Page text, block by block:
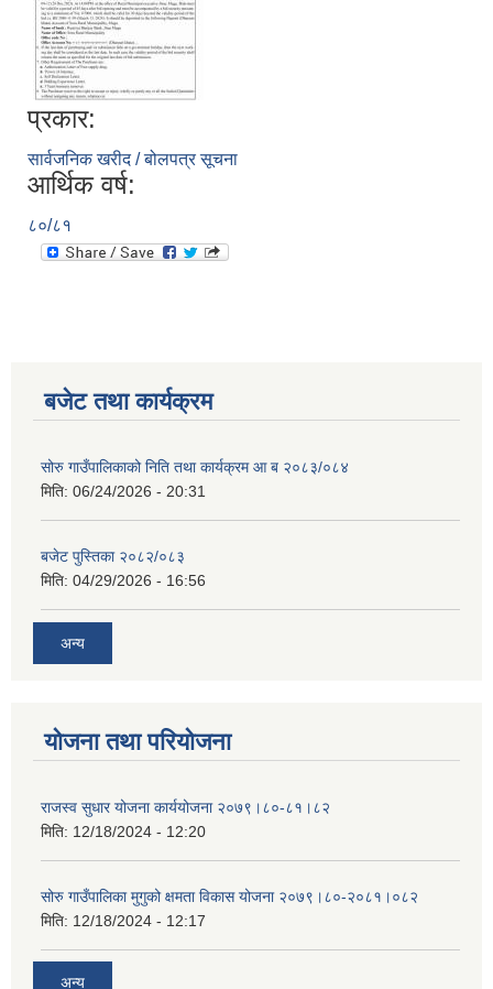
प्रकार:
सार्वजनिक खरीद / बोलपत्र सूचना
आर्थिक वर्ष:
८०/८१
बजेट तथा कार्यक्रम
सोरु गाउँपालिकाको निति तथा कार्यक्रम आ ब २०८३/०८४
मिति: 06/24/2026 - 20:31
बजेट पुस्तिका २०८२/०८३
मिति: 04/29/2026 - 16:56
अन्य
योजना तथा परियोजना
राजस्व सुधार योजना कार्ययोजना २०७९।८०-८१।८२
मिति: 12/18/2024 - 12:20
सोरु गाउँपालिका मुगुको क्षमता विकास योजना २०७९।८०-२०८१।०८२
मिति: 12/18/2024 - 12:17
अन्य